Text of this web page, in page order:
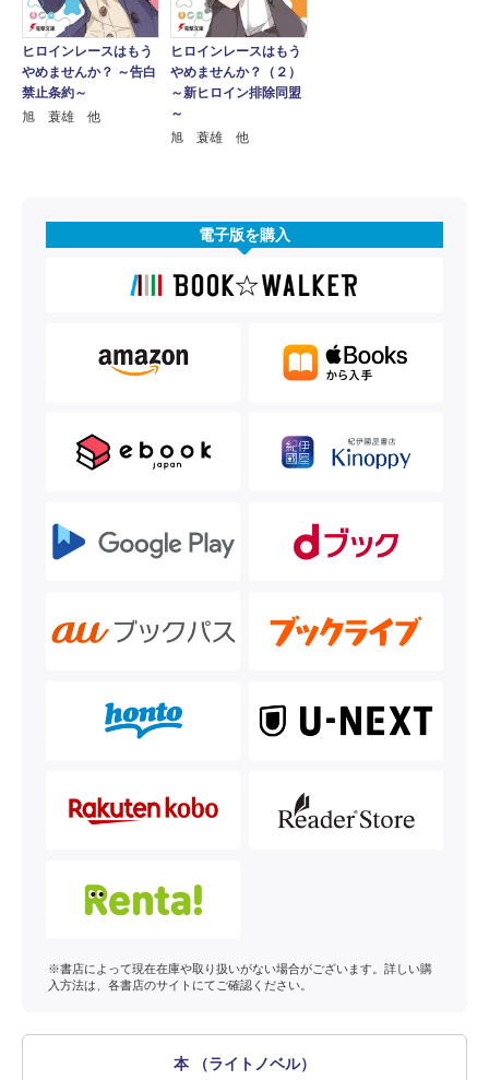
ヒロインレースはもう
やめませんか？ ～告白
禁止条約～
旭 蓑雄 他
ヒロインレースはもう
やめませんか？（２）
～新ヒロイン排除同盟
～
旭 蓑雄 他
電子版を購入
※書店によって現在在庫や取り扱いがない場合がございます。詳しい購
入方法は、各書店のサイトにてご確認ください。
本 （ライトノベル）